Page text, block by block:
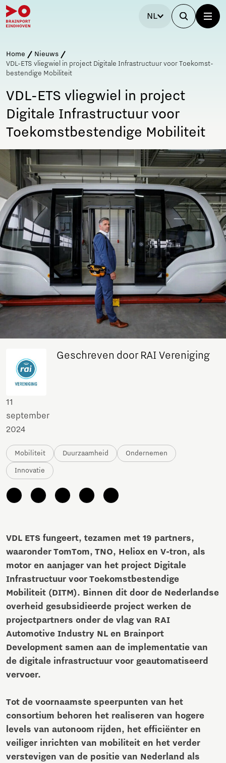
NL
Home
Nieuws
VDL-ETS vliegwiel in project Digitale Infrastructuur voor Toekomst­
bestendige Mobiliteit
VDL-ETS vliegwiel in project
Digitale Infrastructuur voor
Toekomst­bestendige Mobiliteit
Geschreven door RAI Vereniging
11
september
2024
Mobiliteit Duurzaamheid Ondernemen
Innovatie
VDL ETS fungeert, tezamen met 19 partners,
waaronder TomTom, TNO, Heliox en V-tron, als
motor en aanjager van het project Digitale
Infrastructuur voor Toekomst­bestendige
Mobiliteit (DITM). Binnen dit door de Nederlandse
overheid gesubsidieerde project werken de
projectpartners onder de vlag van RAI
Automotive Industry NL en Brainport
Development samen aan de implementatie van
de digitale infrastructuur voor ge­automatiseerd
vervoer.
Tot de voornaamste speerpunten van het
consortium behoren het realiseren van hogere
levels van autonoom rijden, het efficiënter en
veiliger inrichten van mobiliteit en het verder
verstevigen van de positie van Nederland als